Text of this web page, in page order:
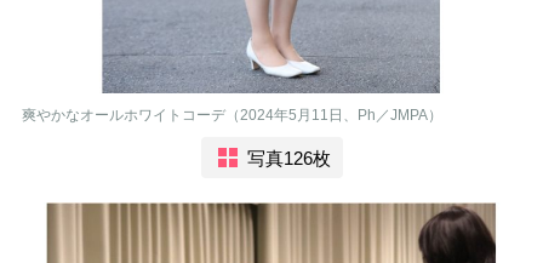
爽やかなオールホワイトコーデ（2024年5月11日、Ph／JMPA）
写真126枚